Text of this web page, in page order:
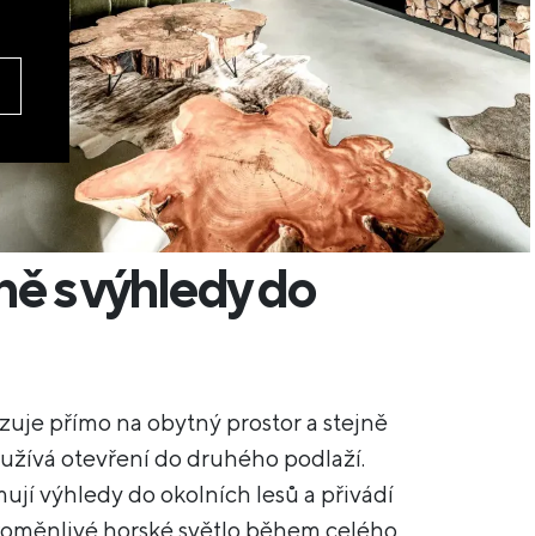
s výhledy do
přímo na obytný prostor a stejně
otevření do druhého podlaží.
výhledy do okolních lesů a přivádí
horské světlo během celého